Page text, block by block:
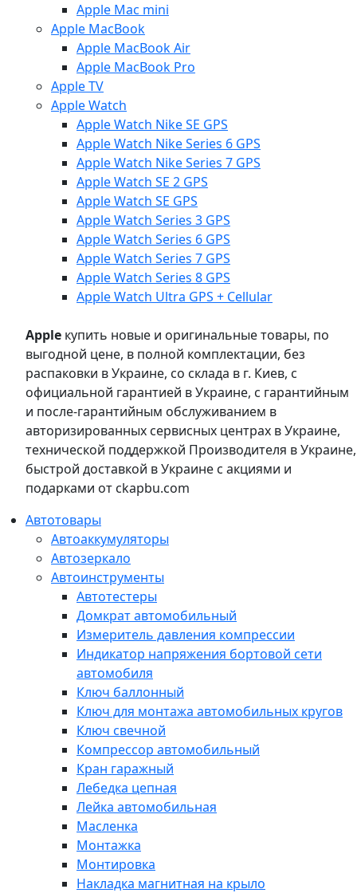
Apple Mac mini
Apple MacBook
Apple MacBook Air
Apple MacBook Pro
Apple TV
Apple Watch
Apple Watch Nike SE GPS
Apple Watch Nike Series 6 GPS
Apple Watch Nike Series 7 GPS
Apple Watch SE 2 GPS
Apple Watch SE GPS
Apple Watch Series 3 GPS
Apple Watch Series 6 GPS
Apple Watch Series 7 GPS
Apple Watch Series 8 GPS
Apple Watch Ultra GPS + Cellular
Apple купить новые и оригинальные товары, по
выгодной цене, в полной комплектации, без
распаковки в Украине, со склада в г. Киев, с
официальной гарантией в Украине, с гарантийным
и после-гарантийным обслуживанием в
авторизированных сервисных центрах в Украине,
технической поддержкой Производителя в Украине,
быстрой доставкой в Украине с акциями и
подарками от ckapbu.com
Автотовары
Автоаккумуляторы
Автозеркало
Автоинструменты
Автотестеры
Домкрат автомобильный
Измеритель давления компрессии
Индикатор напряжения бортовой сети
автомобиля
Ключ баллонный
Ключ для монтажа автомобильных кругов
Ключ свечной
Компрессор автомобильный
Кран гаражный
Лебедка цепная
Лейка автомобильная
Масленка
Монтажка
Монтировка
Накладка магнитная на крыло